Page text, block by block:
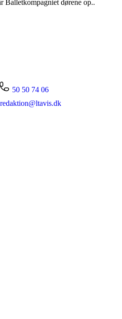
Balletkompagniet dørene op..
50 50 74 06
redaktion@ltavis.dk